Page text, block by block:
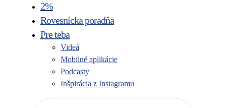
2%
Rovesnícka poradňa
Pre teba
Videá
Mobilné aplikácie
Podcasty
Inšpirácia z Instagramu